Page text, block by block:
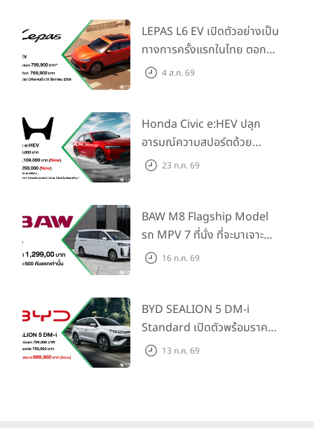
LEPAS L6 EV เปิดตัวอย่างเป็น
ทางการครั้งแรกในไทย ตอกย้ำ
วิสัยทัศน์ “Drive Your
4 ส.ค. 69
Honda Civic e:HEV ปลุก
อารมณ์ความสปอร์ตด้วย
Honda S+ Shift ครั้งแรกใน
Traffic Monitor เพียงจอง
ภายใน 31 ก.ค. 2569 รับบัตร
น้ำมันมูลค่า 10,000 บาท
23 ก.ค. 69
BAW M8 Flagship Model
รถ MPV 7 ที่นั่ง ที่จะมาเจาะ
ตลาดครอบครัวและองค์กรยุค
แรก)
16 ก.ค. 69
BYD SEALION 5 DM-i
Standard เปิดตัวพร้อมราคา
คาดการณ์ 699,900 บาท รุ่น
13 ก.ค. 69